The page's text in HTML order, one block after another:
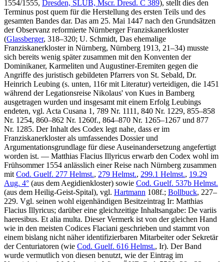
1554/1555, Dresden, SLUB, Mscr. Dresd. C 389), stellt dies den
Terminus post quem für die Herstellung des ersten Teils und des
gesamten Bandes dar. Das am 25. Mai 1447 nach den Grundsätzen
der Observanz reformierte Nürnberger Franziskanerkloster
(Glassberger, 318–320; U. Schmidt, Das ehemalige
Franziskanerkloster in Nürnberg, Nürnberg 1913, 21–34) musste
sich bereits wenig später zusammen mit den Konventen der
Dominikaner, Karmeliten und Augustiner-Eremiten gegen die
Angriffe des juristisch gebildeten Pfarrers von St. Sebald, Dr.
Heinrich Leubing (s. unten, 116r mit Literatur) verteidigen, die 1451
während der Legationsreise Nikolaus' von Kues in Bamberg
ausgetragen wurden und insgesamt mit einem Erfolg Leubings
endeten, vgl. Acta Cusana 1, 789 Nr. 1111, 840 Nr. 1229, 855–858
Nr. 1254, 860–862 Nr. 1260f., 864–870 Nr. 1265–1267 und 877
Nr. 1285. Der Inhalt des Codex legt nahe, dass er im
Franziskanerkloster als umfassendes Dossier und
Argumentationsgrundlage für diese Auseinandersetzung angefertigt
worden ist. — Matthias Flacius Illyricus erwarb den Codex wohl im
Frühsommer 1554 anlässlich einer Reise nach Nürnberg zusammen
mit Cod. Guelf. 277 Helmst., 279 Helmst., 299.1 Helmst., 19.29
Aug. 4° (aus dem Aegidienkloster) sowie Cod. Guelf. 537b Helmst.
(aus dem Heilig-Geist-Spital), vgl. Hartmann 108f.; Bollbuck, 227–
229. Vgl. seinen wohl eigenhändigen Besitzeintrag Ir: Matthias
Flacius Illyricus; darüber eine gleichzeitige Inhaltsangabe: De variis
haeresibus. Et alia multa. Dieser Vermerk ist von der gleichen Hand
wie in den meisten Codices Flaciani geschrieben und stammt von
einem bislang nicht näher identifizierbaren Mitarbeiter oder Sekretär
der Centuriatoren (wie Cod. Guelf. 616 Helmst., Ir). Der Band
wurde vermutlich von diesen benutzt, wie der Eintrag im